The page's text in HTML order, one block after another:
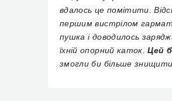
вдалось це помітити.
першим вистрілом
пушка і доводилось
їхній опорний каток.Цей
змогли би більше знищити